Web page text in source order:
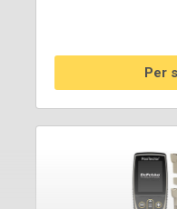
Per